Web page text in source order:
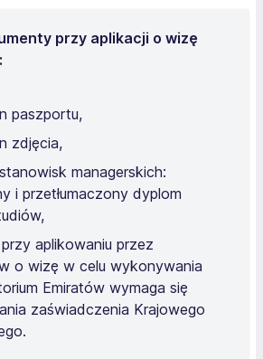
przy aplikacji o wizę
paszportu,
zdjęcia,
managerskich:
i przetłumaczony dyplom
aplikowaniu przez
o wizę w celu wykonywania
Emiratów wymaga się
zaświadczenia Krajowego